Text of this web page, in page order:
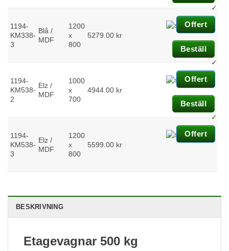
1194-
KM338-
3
Blå /
MDF
1200
x
800
5279.00 kr
✓
Offert
1194-
KM538-
2
Elz /
MDF
1000
x
700
4944.00 kr
Beställ
✓
Offert
1194-
KM538-
3
Elz /
MDF
1200
x
800
5599.00 kr
Beställ
✓
Offert
BESKRIVNING
Etagevagnar 500 kg
För att vi
förbättra
och
baserat
hur
hemsidan
används.
För att
besök.